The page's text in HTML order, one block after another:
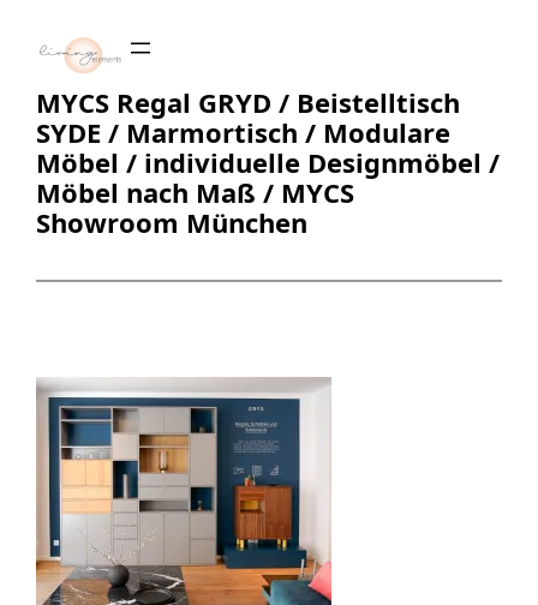
Inhalt
springen
MYCS Regal GRYD / Beistelltisch
SYDE / Marmortisch / Modulare
Möbel / individuelle Designmöbel /
Möbel nach Maß / MYCS
Showroom München